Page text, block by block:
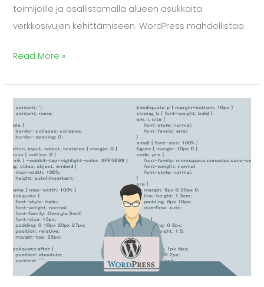
toimijoille ja osallistamalla alueen asukkaita
verkkosivujen kehittämiseen. WordPress mahdollistaa
Read More »
WordPress
–
Avoimen
lähdekoodin
muokkautuminen
vuosien
saatossa